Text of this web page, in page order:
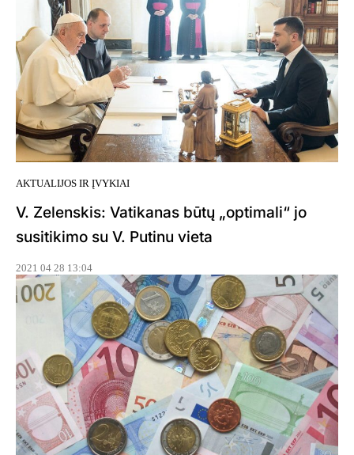
AKTUALIJOS IR ĮVYKIAI
V. Zelenskis: Vatikanas būtų „optimali“ jo
susitikimo su V. Putinu vieta
2021 04 28 13:04